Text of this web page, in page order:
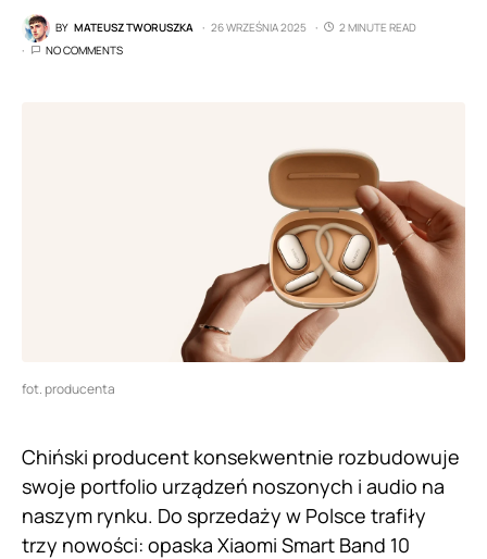
BY MATEUSZ TWORUSZKA 26 WRZEŚNIA 2025
2 MINUTE READ
NO COMMENTS
fot. producenta
Chiński producent konsekwentnie rozbudowuje
swoje portfolio urządzeń noszonych i audio na
naszym rynku. Do sprzedaży w Polsce trafiły
trzy nowości: opaska Xiaomi Smart Band 10